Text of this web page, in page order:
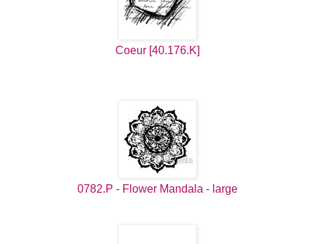
Coeur [40.176.K]
0782.P - Flower Mandala - large